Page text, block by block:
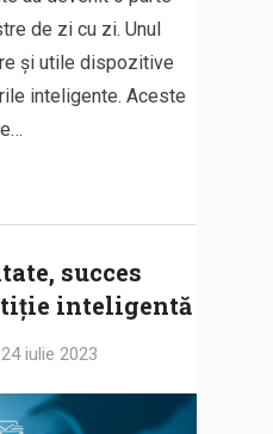
de zi cu zi. Unul
și utile dispozitive
inteligente. Aceste
succes
inteligentă
24 iulie 2023